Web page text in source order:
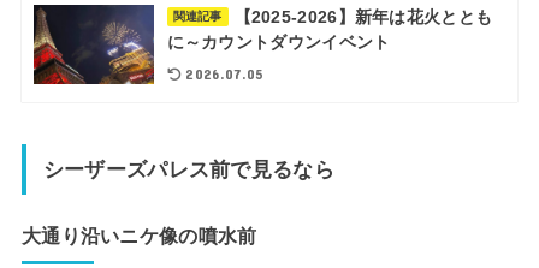
関連記事
【2025-2026】新年は花火ととも
に～カウントダウンイベント
2026.07.05
シーザーズパレス前で見るなら
大通り沿いニケ像の噴水前